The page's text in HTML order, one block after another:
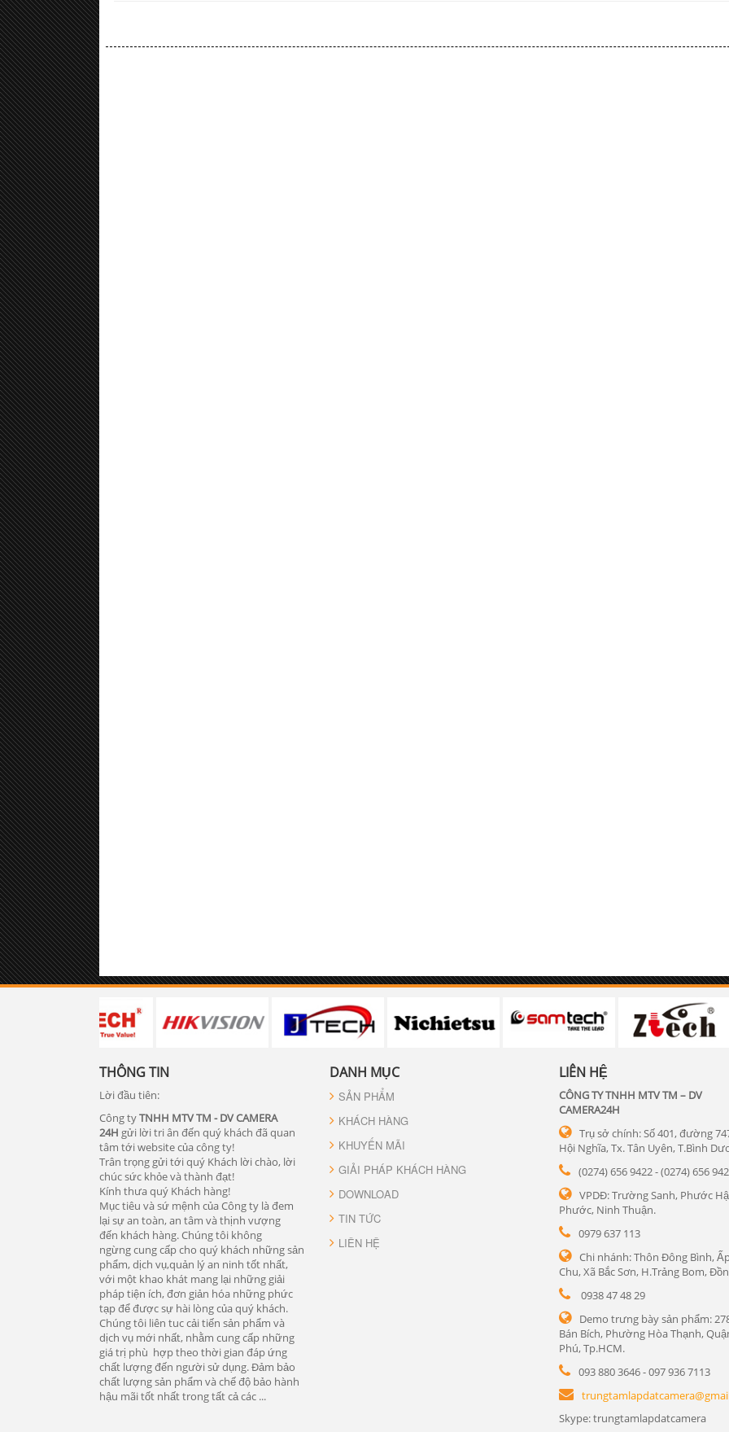
THÔNG TIN
Lời đầu tiên:
Công tyTNHH MTV TM - DV CAMERA
24H gửi lời tri ân đến quý khách đã quan
tâm tới website của công ty!
Trân trọng gửi tới quý Khách lời chào, lời
chúc sức khỏe và thành đạt!
Kính thưa quý Khách hàng!
Mục tiêu và sứ mệnh của Công ty là đem
lại sự an toàn, an tâm và thịnh vượng
đến khách hàng. Chúng tôi không
ngừng cung cấp cho quý khách những sản
phẩm, dịch vụ,quản lý an ninh tốt nhất,
với một khao khát mang lại những giải
pháp tiện ích, đơn giản hóa những phức
tạp để được sự hài lòng của quý khách.
Chúng tôi liên tuc cải tiến sản phẩm và
dịch vụ mới nhất, nhằm cung cấp những
giá trị phù hợp theo thời gian đáp ứng
chất lượng đến người sử dụng. Đảm bảo
chất lượng sản phẩm và chế độ bảo hành
hậu mãi tốt nhất trong tất cả các ...
DANH MỤC
SẢN PHẨM
KHÁCH HÀNG
KHUYẾN MÃI
GIẢI PHÁP KHÁCH HÀNG
DOWNLOAD
TIN TỨC
LIÊN HỆ
LIÊN HỆ
CÔNG TY TNHH MTV TM – DV
CAMERA24H
Trụ sở chính: Số 401, đường
Hội Nghĩa, Tx. Tân Uyên, T.Bình
(0274) 656 9422 - (0274) 656
VPDĐ: Trường Sanh, Phước
Phước, Ninh Thuận.
0979 637 113
Chi nhánh: Thôn Đông Bình,
Chu, Xã Bắc Sơn, H.Trảng Bom,
0938 47 48 29
Demo trưng bày sản phẩm:
Bán Bích, Phường Hòa Thạnh,
Phú, Tp.HCM.
093 880 3646 - 097 936 7113
Skype: trungtamlapdatcamera